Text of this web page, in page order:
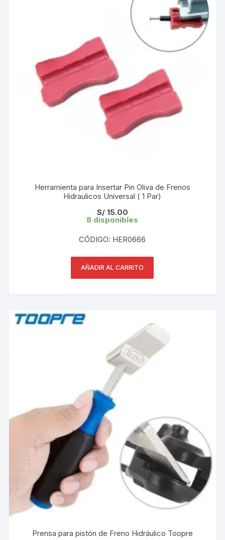
Herramienta para Insertar Pin Oliva de Frenos
Hidraulicos Universal ( 1 Par)
S/15.00
8 disponibles
CÓDIGO: HER0666
AÑADIR AL CARRITO
Prensa para pistón de Freno Hidráulico Toopre